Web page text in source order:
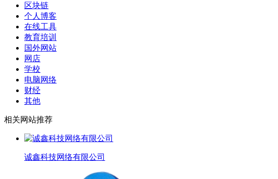
区块链
个人博客
在线工具
教育培训
国外网站
网店
学校
电脑网络
财经
其他
相关网站推荐
诚鑫科技网络有限公司